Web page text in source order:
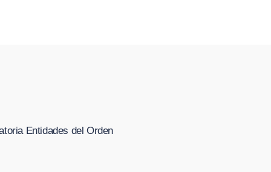
Entidades del Orden